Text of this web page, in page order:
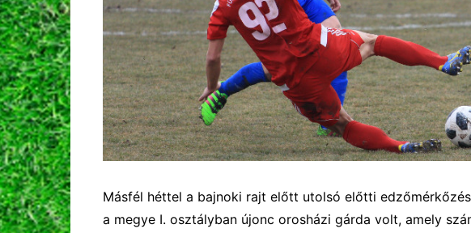
Másfél héttel a bajnoki rajt előtt utolsó előtti
a megye I. osztályban újonc orosházi gárda volt, amely